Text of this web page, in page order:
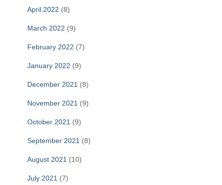
April 2022 (8)
March 2022 (9)
February 2022 (7)
January 2022 (9)
December 2021 (8)
November 2021 (9)
October 2021 (9)
September 2021 (8)
August 2021 (10)
July 2021 (7)